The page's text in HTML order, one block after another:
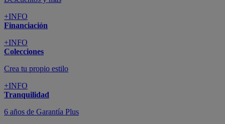
+INFO
Financiación
+INFO
Colecciones
Crea tu propio estilo
+INFO
Tranquilidad
6 años de Garantía Plus